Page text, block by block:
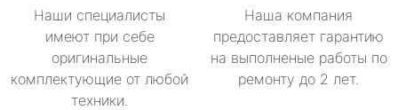
Наши специалисты
имеют при себе
оригинальные
комплектующие от любой
техники.
Наша компания
предоставляет гарантию
на выполненые работы по
ремонту до 2 лет.